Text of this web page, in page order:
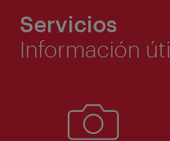
Servicios
Información útil